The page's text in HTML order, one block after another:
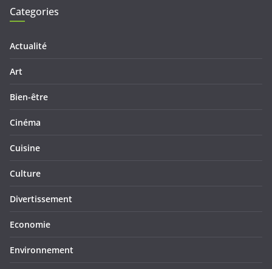
Categories
Actualité
Art
Bien-être
Cinéma
Cuisine
Culture
Divertissement
Economie
Environnement